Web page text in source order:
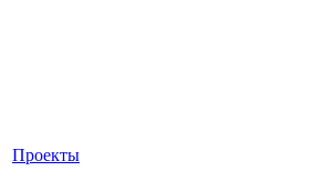
Проекты